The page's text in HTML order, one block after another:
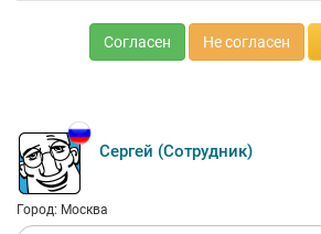
Согласен Не согласен
Сергей (Сотрудник)
Город: Москва